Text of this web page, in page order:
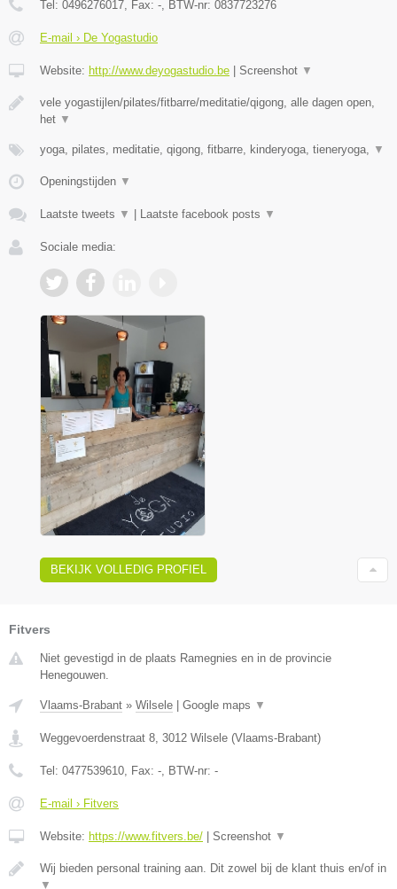
Tel: 0496276017, Fax: -, BTW-nr: 0837723276
E-mail › De Yogastudio
Website: http://www.deyogastudio.be Screenshot ▼
vele yogastijlen/pilates/fitbarre/meditatie/qigong, alle dagen open,
het ▼
yoga, pilates, meditatie, qigong, fitbarre, kinderyoga, tieneryoga, ▼
Openingstijden ▼
Laatste tweets ▼ Laatste facebook posts ▼
Sociale media:
BEKIJK VOLLEDIG PROFIEL
Fitvers
Niet gevestigd in de plaats Ramegnies en in de provincie
Henegouwen.
Vlaams-Brabant » Wilsele | Google maps ▼
Weggevoerdenstraat 8 3012 Wilsele (Vlaams-Brabant)
Tel: 0477539610 , Fax: - , BTW-nr: -
E-mail › Fitvers
Website: https://www.fitvers.be/ | Screenshot ▼
Wij bieden personal training aan. Dit zowel bij de klant thuis en/of in
▼